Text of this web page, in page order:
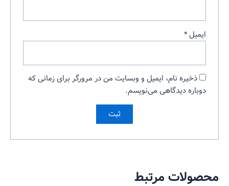
ایمیل*
ذخیره نام، ایمیل و وبسایت من در مرورگر برای زمانی که
دوباره دیدگاهی می‌نویسم.
محصولات مرتبط